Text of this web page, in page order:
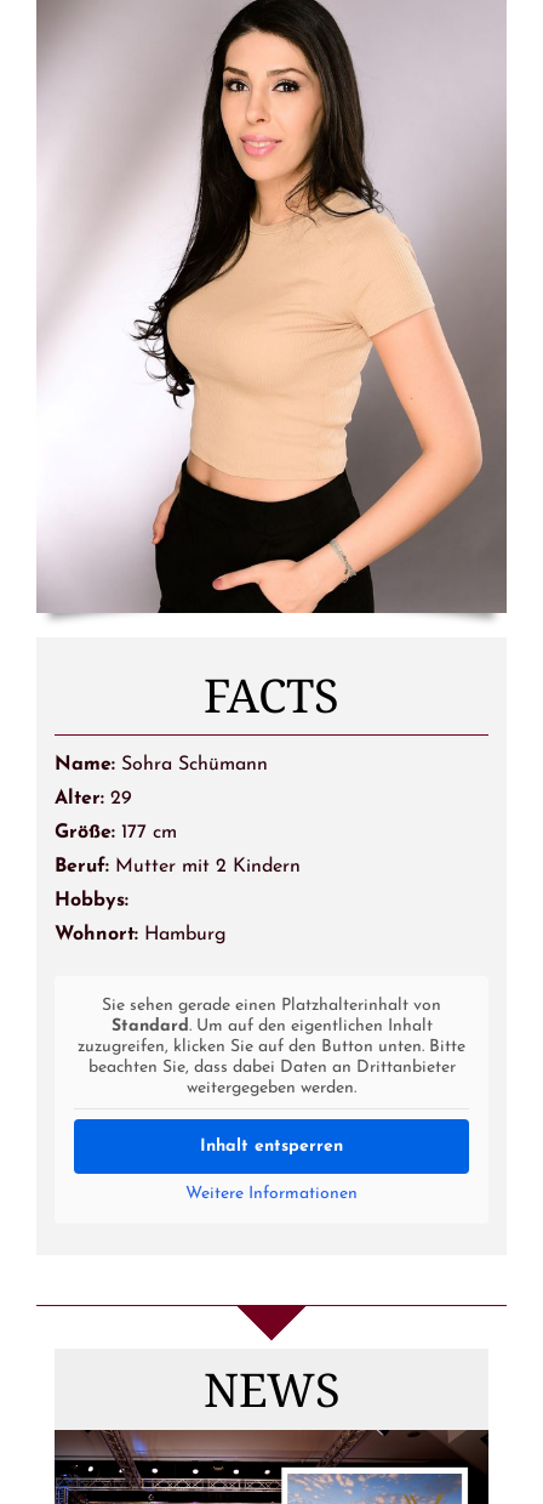
FACTS
Name: Sohra Schümann
Alter: 29
Größe:177 cm
Beruf: Mutter mit 2 Kindern
Hobbys:
Wohnort: Hamburg
Sie sehen gerade einen Platzhalterinhalt von
Standard . Um auf den eigentlichen Inhalt
zuzugreifen, klicken Sie auf den Button unten. Bitte
beachten Sie, dass dabei Daten an Drittanbieter
weitergegeben werden.
Inhalt entsperren
Weitere Informationen
NEWS
Die
Gewinnerinnen
von MISS & MRS
DEUTSCHLAND